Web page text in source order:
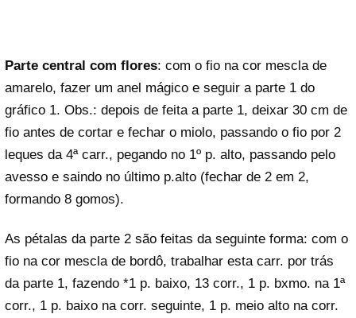
Parte central com flores: com o fio na cor mescla de
amarelo, fazer um anel mágico e seguir a parte 1 do
gráfico 1. Obs.: depois de feita a parte 1, deixar 30 cm de
fio antes de cortar e fechar o miolo, passando o fio por 2
leques da 4ª carr., pegando no 1º p. alto, passando pelo
avesso e saindo no último p.alto (fechar de 2 em 2,
formando 8 gomos).
As pétalas da parte 2 são feitas da seguinte forma: com o
fio na cor mescla de bordô, trabalhar esta carr. por trás
da parte 1, fazendo *1 p. baixo, 13 corr., 1 p. bxmo. na 1ª
corr., 1 p. baixo na corr. seguinte, 1 p. meio alto na corr.